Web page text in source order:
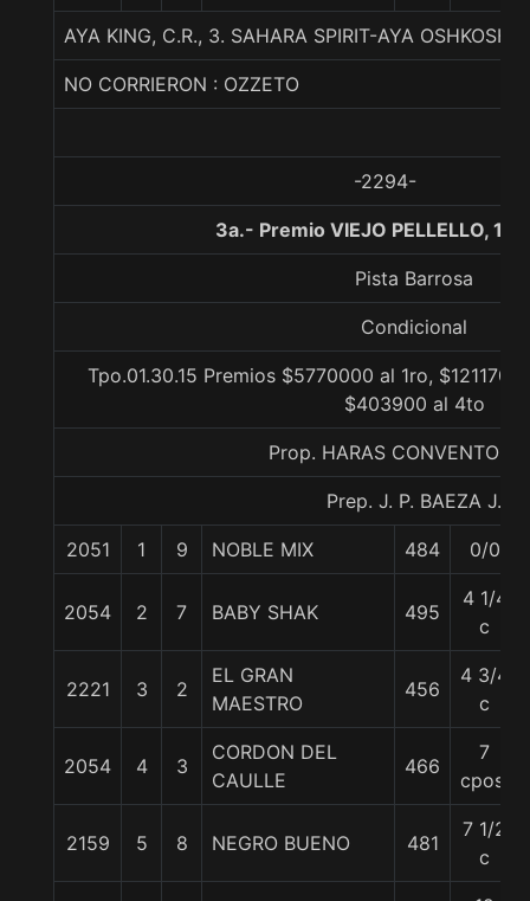
AYA KING, C.R., 3. SAHARA SPIRIT-AYA OSHKOSH-
NO CORRIERON : OZZETO
-2294-
3a.- Premio VIEJO PELLELLO,
Pista Barrosa
Condicional
Tpo.01.30.15 Premios $5770000 al 1ro,
$403900 al 4to
Prop. HARAS CONVENTO
Prep. J. P. BAEZA J.
2051 1 9 NOBLE MIX 484 0/0
2054 2 7 BABY SHAK 495
4 1/4
c
2221 3 2
EL GRAN
MAESTRO
456
4 3/4
c
2054 4 3
CORDON DEL
CAULLE
466
7
cpos.
2159 5 8 NEGRO BUENO 481
7 1/2
c